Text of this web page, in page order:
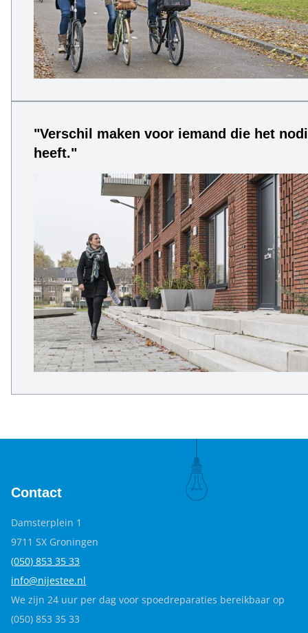
"Verschil maken voor iemand die het
heeft."
Contact
Damsterplein 1
9711 SX Groningen
(050) 853 35 33
info@nijestee.nl
We zijn 24 uur per dag voor spoedreparaties bereikbaar op
(050) 853 35 33